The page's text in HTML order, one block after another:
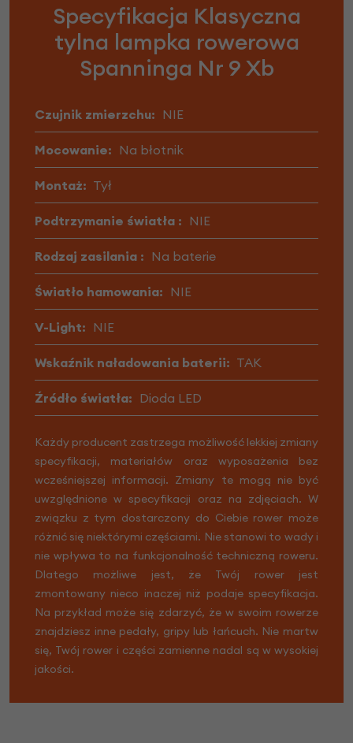
Specyfikacja Klasyczna
tylna lampka rowerowa
Spanninga Nr 9 Xb
Czujnik zmierzchu: NIE
Mocowanie: Na błotnik
Montaż: Tył
Podtrzymanie światła : NIE
Rodzaj zasilania : Na baterie
Światło hamowania: NIE
V-Light: NIE
Wskaźnik naładowania baterii: TAK
Źródło światła: Dioda LED
Każdy producent zastrzega możliwość lekkiej zmiany
specyfikacji, materiałów oraz wyposażenia bez
wcześniejszej informacji. Zmiany te mogą nie być
uwzględnione w specyfikacji oraz na zdjęciach. W
związku z tym dostarczony do Ciebie rower może
różnić się niektórymi częściami. Nie stanowi to wady i
nie wpływa to na funkcjonalność techniczną roweru.
Dlatego możliwe jest, że Twój rower jest
zmontowany nieco inaczej niż podaje specyfikacja.
Na przykład może się zdarzyć, że w swoim rowerze
znajdziesz inne pedały, gripy lub łańcuch. Nie martw
się, Twój rower i części zamienne nadal są w wysokiej
jakości.